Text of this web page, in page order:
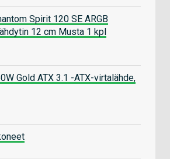
Spirit 120 SE ARGB
12 cm Musta 1 kpl
Gold ATX 3.1 -ATX-virtalähde,